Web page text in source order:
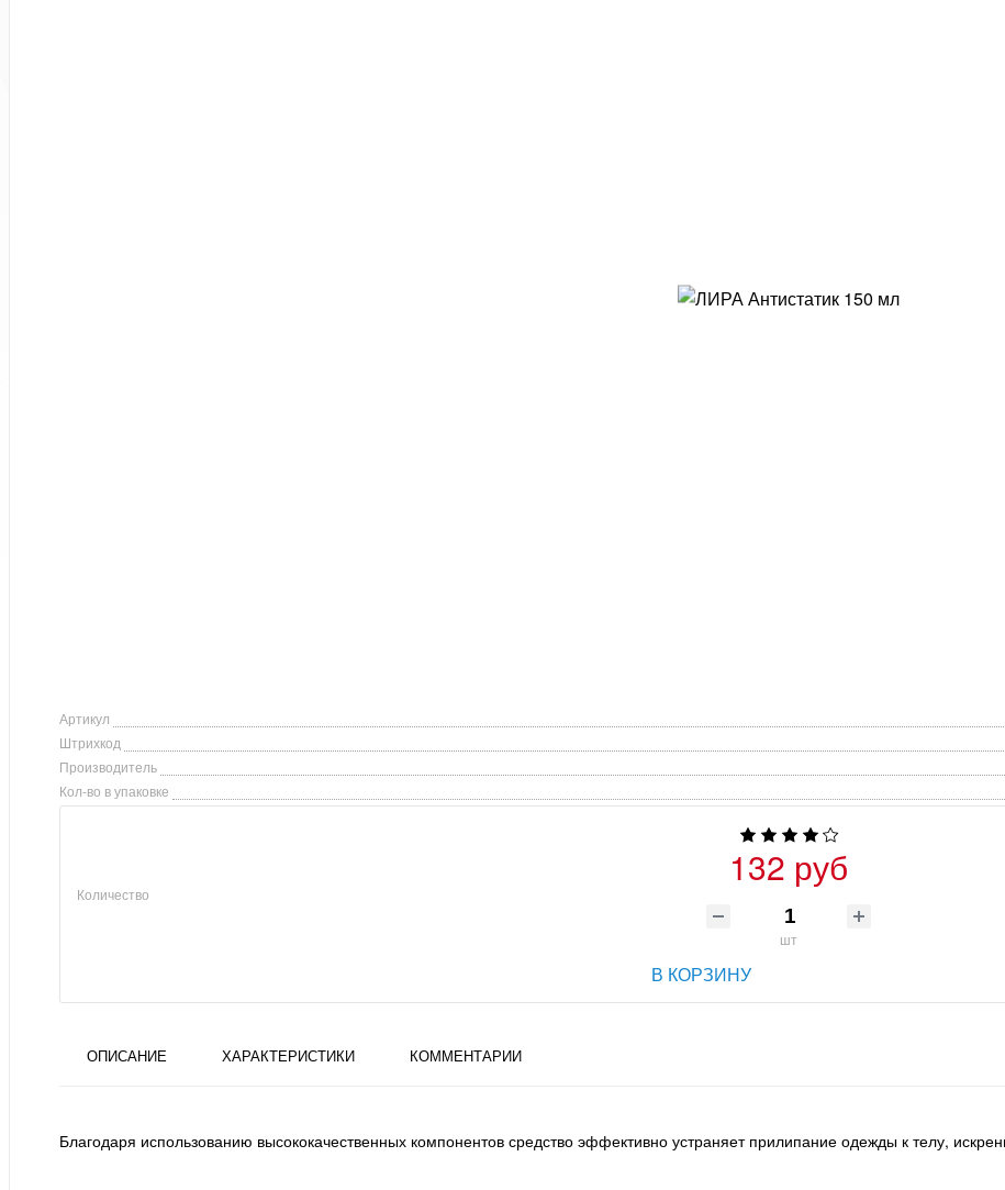
Артикул
Штрихкод
Производитель
Кол-во в упаковке
132 руб
Количество
шт
В КОРЗИНУ
ОПИСАНИЕ ХАРАКТЕРИСТИКИ КОММЕНТАРИИ
Благодаря использованию высококачественных компонентов средство эффективно устраняет прилипание одежды к телу,